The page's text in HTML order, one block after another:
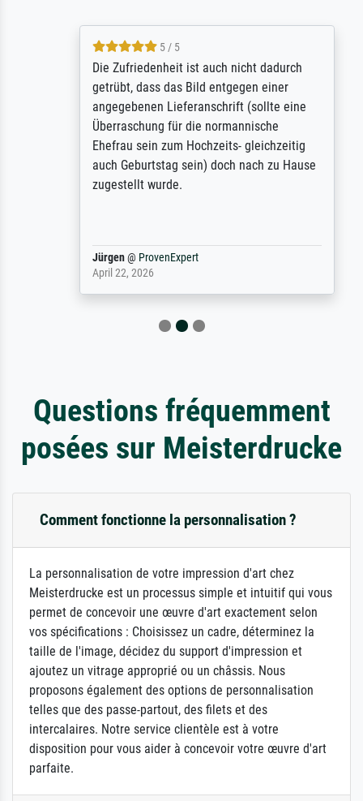
5 / 5
Die Zufriedenheit ist auch nicht dadurch
getrübt, dass das Bild entgegen einer
angegebenen Lieferanschrift (sollte eine
Überraschung für die normannische
Ehefrau sein zum Hochzeits- gleichzeitig
auch Geburtstag sein) doch nach zu Hause
zugestellt wurde.
Jürgen@ProvenExpert
April 22, 2026
Questions fréquemment
posées sur Meisterdrucke
Comment fonctionne la personnalisation ?
La personnalisation de votre impression d'art chez
Meisterdrucke est un processus simple et intuitif qui vous
permet de concevoir une œuvre d'art exactement selon
vos spécifications : Choisissez un cadre, déterminez la
taille de l'image, décidez du support d'impression et
ajoutez un vitrage approprié ou un châssis. Nous
proposons également des options de personnalisation
telles que des passe-partout, des filets et des
intercalaires. Notre service clientèle est à votre
disposition pour vous aider à concevoir votre œuvre d'art
parfaite.